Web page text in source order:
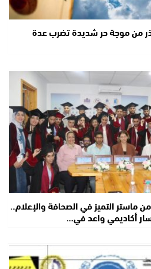
من موجة حر شديدة تضرب عدة
ماستر التميز في الصحافة والإعلام..
أكاديمي واعد في…